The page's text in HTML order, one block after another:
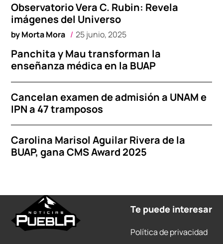
Observatorio Vera C. Rubin: Revela
imágenes del Universo
byMorta Mora 25 junio, 2025
Panchita y Mau transforman la
enseñanza médica en la BUAP
Cancelan examen de admisión a UNAM e
IPN a 47 tramposos
Carolina Marisol Aguilar Rivera de la
BUAP, gana CMS Award 2025
Te puede interesar
Política de privacidad